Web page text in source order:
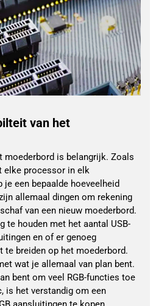
van het
moederbord is belangrijk. Zoals
elke processor in elk
een bepaalde hoeveelheid
allemaal dingen om rekening
van een nieuw moederbord.
te houden met het aantal USB-
en of er genoeg
breiden op het moederbord.
wat je allemaal van plan bent.
bent om veel RGB-functies toe
is het verstandig om een